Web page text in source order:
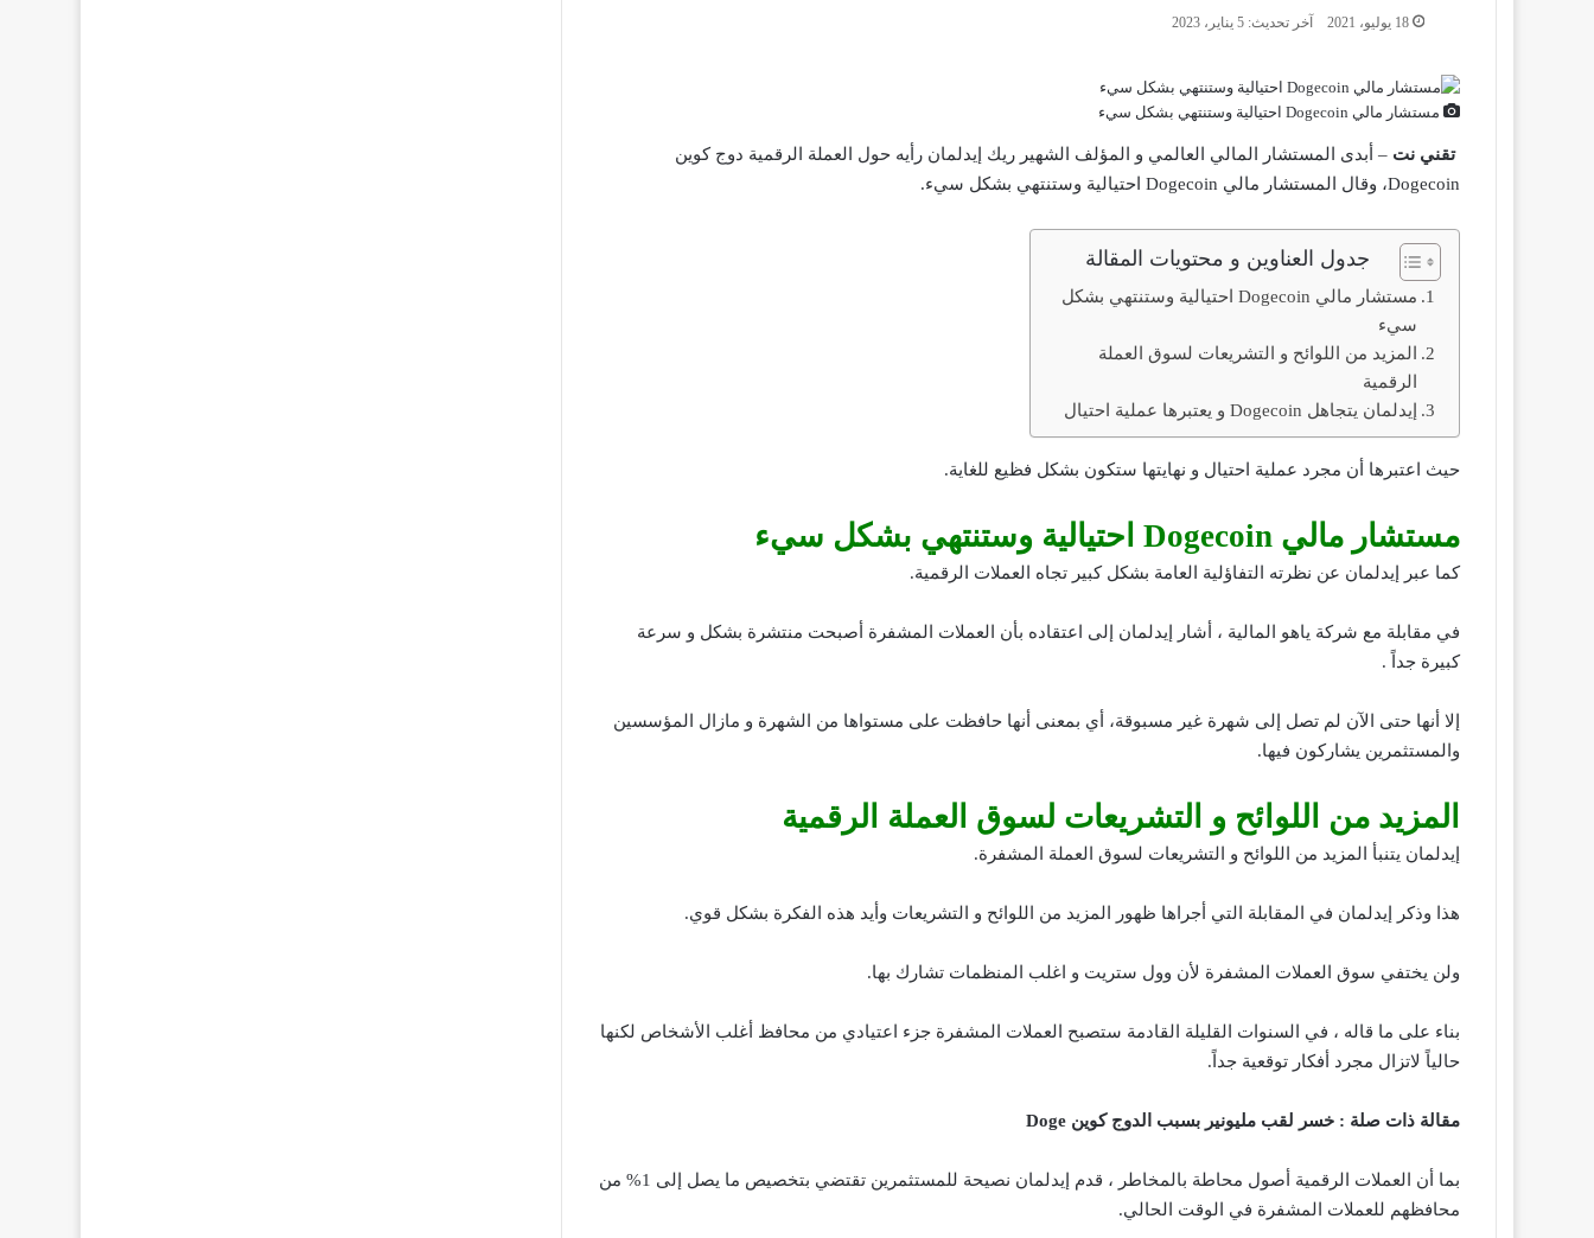
18 يوليو، 2021 آخر تحديث: 5 يناير، 2023
مستشار مالي Dogecoin احتيالية وستنتهي بشكل سيء
تقني نت – أبدى المستشار المالي العالمي و المؤلف الشهير ريك إيدلمان رأيه حول العملة الرقمية دوج كوين
Dogecoin، وقال المستشار مالي Dogecoin احتيالية وستنتهي بشكل سيء.
جدول العناوين و محتويات المقالة
مستشار مالي Dogecoin احتيالية وستنتهي بشكل
سيء
المزيد من اللوائح و التشريعات لسوق العملة
الرقمية
إيدلمان يتجاهل Dogecoin و يعتبرها عملية احتيال
حيث اعتبرها أن مجرد عملية احتيال و نهايتها ستكون بشكل فظيع للغاية.
مستشار مالي Dogecoin احتيالية وستنتهي بشكل سيء
كما عبر إيدلمان عن نظرته التفاؤلية العامة بشكل كبير تجاه العملات الرقمية.
في مقابلة مع شركة ياهو المالية ، أشار إيدلمان إلى اعتقاده بأن العملات المشفرة أصبحت منتشرة بشكل و سرعة
كبيرة جداً .
إلا أنها حتى الآن لم تصل إلى شهرة غير مسبوقة، أي بمعنى أنها حافظت على مستواها من الشهرة و مازال المؤسسين
والمستثمرين يشاركون فيها.
المزيد من اللوائح و التشريعات لسوق العملة الرقمية
إيدلمان يتنبأ المزيد من اللوائح و التشريعات لسوق العملة المشفرة.
هذا وذكر إيدلمان في المقابلة التي أجراها ظهور المزيد من اللوائح و التشريعات وأيد هذه الفكرة بشكل قوي.
ولن يختفي سوق العملات المشفرة لأن وول ستريت و اغلب المنظمات تشارك بها.
بناء على ما قاله ، في السنوات القليلة القادمة ستصبح العملات المشفرة جزء اعتيادي من محافظ أغلب الأشخاص لكنها
حالياً لاتزال مجرد أفكار توقعية جداً.
مقالة ذات صلة :خسر لقب مليونير بسبب الدوج كوين Doge
بما أن العملات الرقمية أصول محاطة بالمخاطر ، قدم إيدلمان نصيحة للمستثمرين تقتضي بتخصيص ما يصل إلى 1% من
محافظهم للعملات المشفرة في الوقت الحالي.